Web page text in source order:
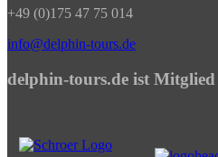
+49 (0)175 47 75 014
info@delphin-tours.de
delphin-tours.de ist